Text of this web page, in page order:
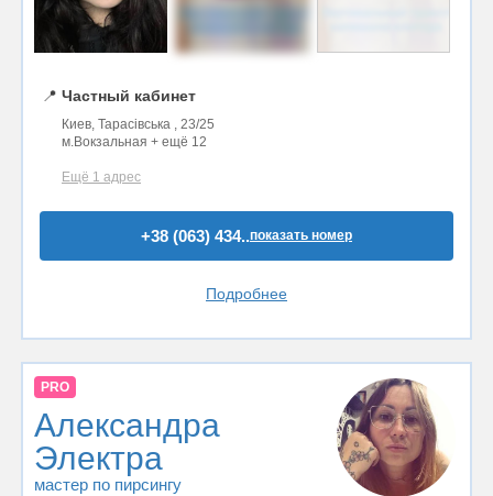
📍 Частный кабинет
Киев, Тарасівська , 23/25
м.Вокзальная + ещё 12
Ещё 1 адрес
+38 (063) 434..показать номер
Подробнее
PRO
Александра
Электра
мастер по пирсингу